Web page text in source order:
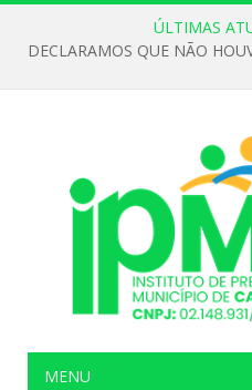
ÚLTIMAS
MENU